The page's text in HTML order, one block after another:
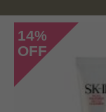
14%
OFF